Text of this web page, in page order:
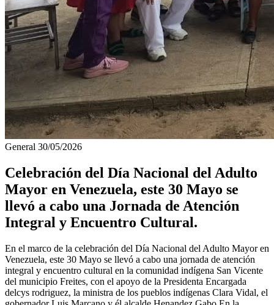
General 30/05/2026
Celebración del Día Nacional del Adulto
Mayor en Venezuela, este 30 Mayo se
llevó a cabo una Jornada de Atención
Integral y Encuentro Cultural.
En el marco de la celebración del Día Nacional del Adulto Mayor en
Venezuela, este 30 Mayo se llevó a cabo una jornada de atención
integral y encuentro cultural en la comunidad indígena San Vicente
del municipio Freites, con el apoyo de la Presidenta Encargada
delcys rodriguez, la ministra de los pueblos indígenas Clara Vidal, el